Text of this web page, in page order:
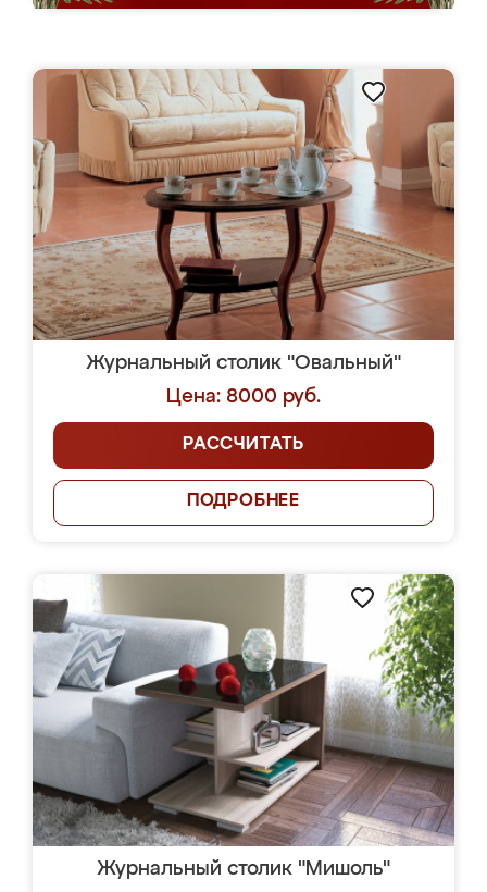
Журнальный столик "Овальный"
Цена: 8000 руб.
РАССЧИТАТЬ
ПОДРОБНЕЕ
Журнальный столик "Мишоль"